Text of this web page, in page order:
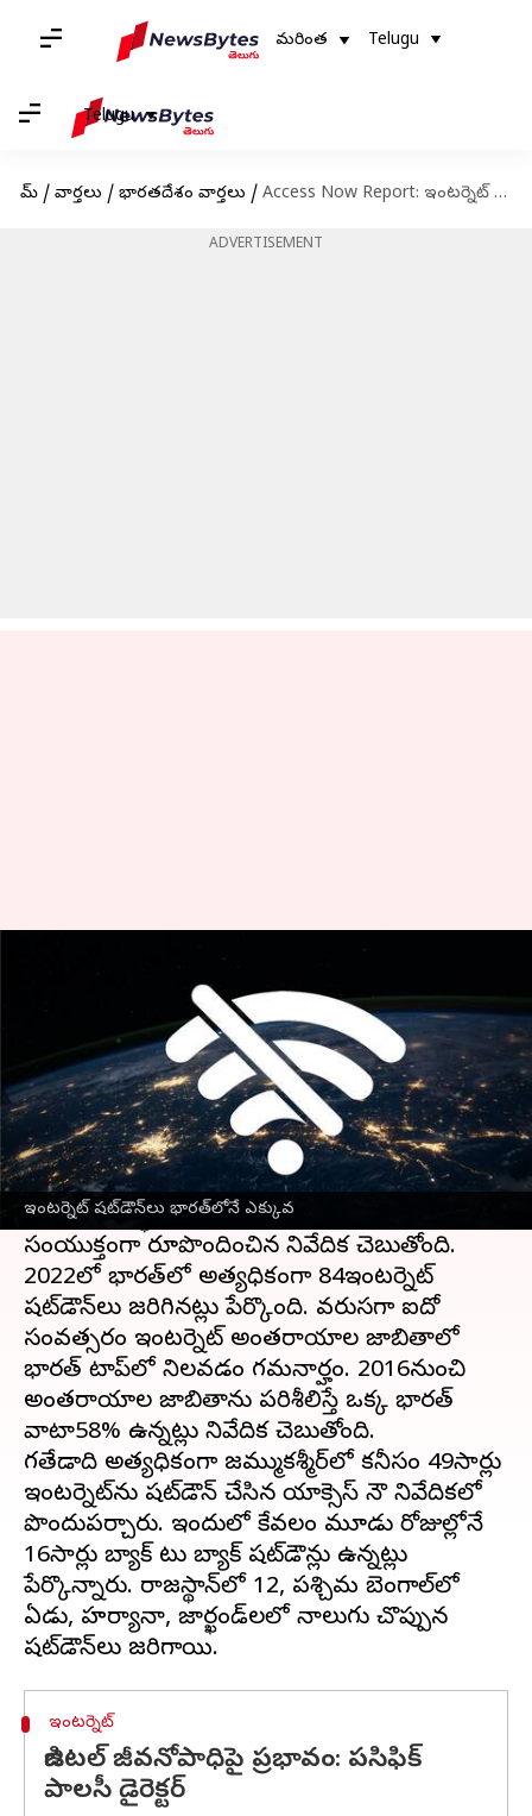
మరింత Telugu
Telugu
హోమ్ / వార్తలు / భారతదేశం వార్తలు / Access Now Report: ఇంటర్నెట్ షట్‌డౌన్‌లు భారత్‌లోనే ఎక్కువ
ADVERTISEMENT
ఇంటర్నెట్ షట్‌డౌన్‌లు భారత్‌లోనే ఎక్కువ
Access Now Report: ఇంటర్నెట్
షట్‌డౌన్‌లు భారత్‌లోనే ఎక్కువ
Feb 28, 2023 04:08 pm
ఈ వార్తాకథనం ఏంటి
ప్రపంచంలోఇంటర్నెట్ అంతరాయాలుభారత్‌లోనే
అధికంగా జరుగుతున్నాయని అంతర్జాతీయ డిజిటల్
హక్కుల సంస్థయాక్సెస్ నౌ, కీప్ ఇట్ ఆన్
సంయుక్తంగా రూపొందించిన నివేదిక చెబుతోంది.
2022లో భారత్‌లో అత్యధికంగా 84ఇంటర్నెట్
షట్‌డౌన్‌లు జరిగినట్లు పేర్కొంది. వరుసగా ఐదో
సంవత్సరం ఇంటర్నెట్ అంతరాయాల జాబితాలో
భారత్ టాప్‌లో నిలవడం గమనార్హం. 2016నుంచి
అంతరాయాల జాబితాను పరిశీలిస్తే ఒక్క భారత్
వాటా58% ఉన్నట్లు నివేదిక చెబుతోంది.
గతేడాది అత్యధికంగా జమ్ముకశ్మీర్‌లో కనీసం 49సార్లు
ఇంటర్నెట్‌ను షట్‌డౌన్‌ చేసిన యాక్సెస్ నౌ నివేదికలో
పొందుపర్చారు. ఇందులో కేవలం మూడు రోజుల్లోనే
16సార్లు బ్యాక్ టు బ్యాక్ షట్‌డౌన్లు ఉన్నట్లు
పేర్కొన్నారు. రాజస్థాన్‌లో 12, ​​పశ్చిమ బెంగాల్‌లో
ఏడు, హర్యానా, జార్ఖండ్‌లలో నాలుగు చొప్పున
ఇంటర్నెట్
డిజిటల్ జీవనోపాధిపై ప్రభావం: పసిఫిక్
పాలసీ డైరెక్టర్